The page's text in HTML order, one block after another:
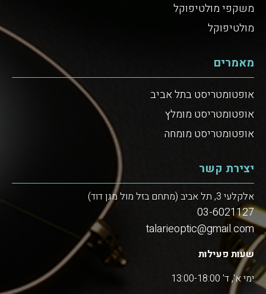
משקפי מולטיפוקל
מולטיפוקל
מאמרים
אופטומטריסט בתל אביב
אופטומטריסט מומלץ
אופטומטריסט מומחה
יצירת קשר
אלקלעי 3, תל אביב (מתחם בזל מול מגן דוד)
03-6021127
talarieoptic@gmail.com
שעות פעילות
ימי א', ד' 13:00-18:00